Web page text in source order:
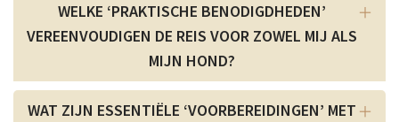
WELKE ‘PRAKTISCHE BENODIGDHEDEN’
VEREENVOUDIGEN DE REIS VOOR ZOWEL MIJ ALS
MIJN HOND?
WAT ZIJN ESSENTIËLE ‘VOORBEREIDINGEN’ MET